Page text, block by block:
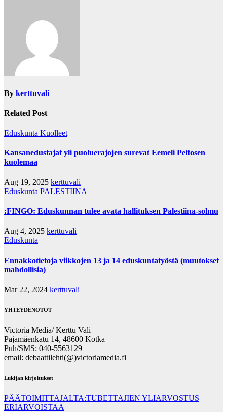
By kerttuvali
Related Post
Eduskunta Kuolleet
Kansanedustajat yli puoluerajojen surevat Eemeli Peltosen
kuolemaa
Aug 19, 2025 kerttuvali
Eduskunta PALESTIINA
:FINGO: Eduskunnan tulee avata hallituksen Palestiina-solmu
Aug 4, 2025 kerttuvali
Eduskunta
Ennakkotietoja viikkojen 13 ja 14 eduskuntatyöstä (muutokset
mahdollisia)
Mar 22, 2024 kerttuvali
YHTEYDENOTOT
Victoria Media/ Kerttu Vali
Pajamäenkatu 14, 48600 Kotka
Puh/SMS: 040-5563129
email: debaattilehti(@)victoriamedia.fi
Lukijan kirjoitukset
PÄÄTOIMITTAJALTA:TUBETTAJIEN YLIARVOSTUS
ERIARVOISTAA